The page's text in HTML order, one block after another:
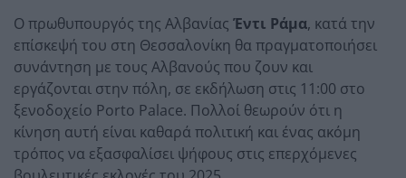
Ο πρωθυπουργός της Αλβανίας Έντι Ράμα, κατά την
επίσκεψή του στη Θεσσαλονίκη θα πραγματοποιήσει
συνάντηση με τους Αλβανούς που ζουν και
εργάζονται στην πόλη, σε εκδήλωση στις 11:00 στο
ξενοδοχείο Porto Palace. Πολλοί θεωρούν ότι η
κίνηση αυτή είναι καθαρά πολιτική και ένας ακόμη
τρόπος να εξασφαλίσει ψήφους στις επερχόμενες